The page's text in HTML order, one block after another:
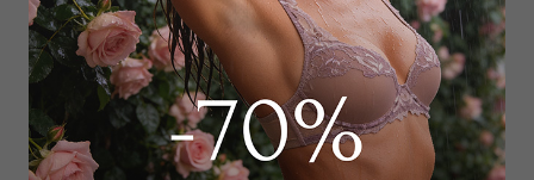
Забронировать в магазине
Вам может подойти